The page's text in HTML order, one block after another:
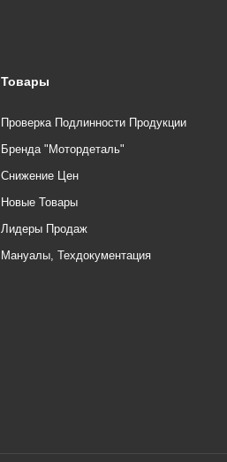
Товары
Проверка Подлинности Продукции
Бренда "Мотордеталь"
Снижение Цен
Новые Товары
Лидеры Продаж
Мануалы, Техдокументация